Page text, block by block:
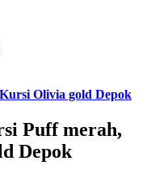
Olivia gold Depok
Puff merah,
Depok